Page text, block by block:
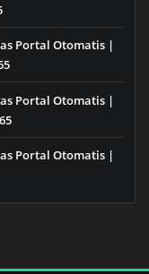
Portal Otomatis |
Portal Otomatis |
Portal Otomatis |